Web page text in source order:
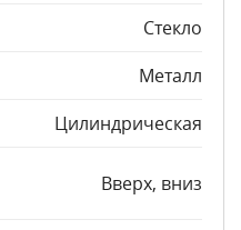
Стекло
Металл
Цилиндрическая
Вверх, вниз